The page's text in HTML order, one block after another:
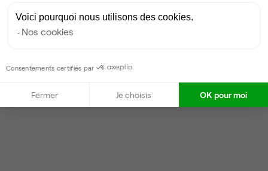
Voici pourquoi nous utilisons des cookies.
Nos cookies
Consentements certifiés par
Fermer Je choisis OK pour moi